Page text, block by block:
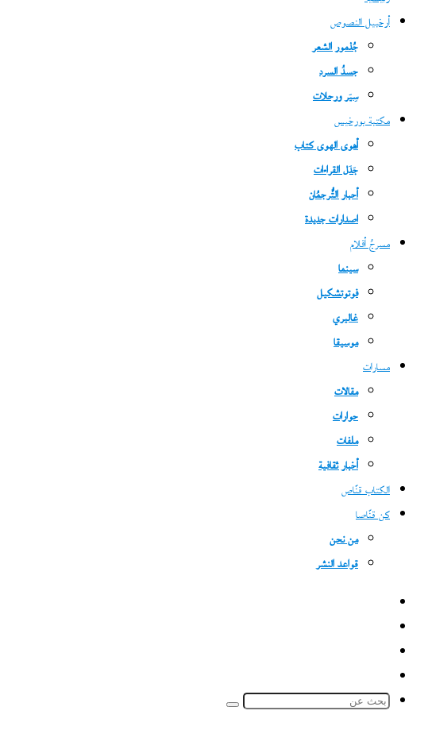
أرخبيل النصوص
جُذمور الشعر
جسدُ السرد
سِيَر ورحلات
مكتبة بورخيس
أهوى الهوى كتاب
جَدَل القراءات
أحبار التُّرجمُان
اصدارات جديدة
مسرحُ أفلام
سينما
فوتوتشكيل
غاليري
موسيقا
مسارات
مقالات
حوارات
ملفات
أخبار ثقافية
الكتاب قنّاص
كن قنّاصا
من نحن
قواعد النشر
الموقع